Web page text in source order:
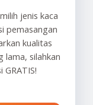
jenis kaca
pemasangan
kualitas
lama, silahkan